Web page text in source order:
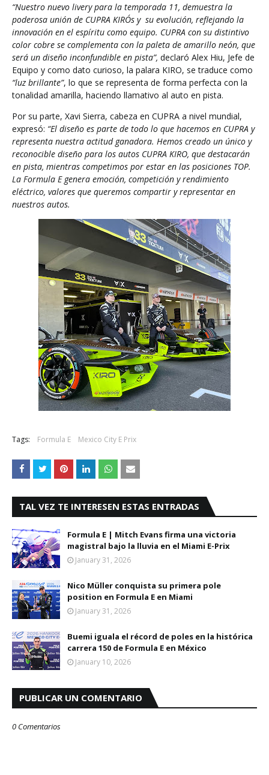
“Nuestro nuevo livery para la temporada 11, demuestra la
poderosa unión de CUPRA KIRO´s y su evolución, reflejando la
innovación en el espíritu como equipo. CUPRA con su distintivo
color cobre se complementa con la paleta de amarillo neón, que
será un diseño inconfundible en pista”, declaró Alex Hiu, Jefe de
Equipo y como dato curioso, la palara KIRO, se traduce como
“luz brillante”, lo que se representa de forma perfecta con la
tonalidad amarilla, haciendo llamativo al auto en pista.
Por su parte, Xavi Sierra, cabeza en CUPRA a nivel mundial,
expresó: “El diseño es parte de todo lo que hacemos en CUPRA y
representa nuestra actitud ganadora. Hemos creado un único y
reconocible diseño para los autos CUPRA KIRO, que destacarán
en pista, mientras competimos por estar en las posiciones TOP.
La Formula E genera emoción, competición y rendimiento
eléctrico, valores que queremos compartir y representar en
nuestros autos.
Tags: Formula E Mexico City E Prix
TAL VEZ TE INTERESEN ESTAS ENTRADAS
Formula E | Mitch Evans firma una victoria
magistral bajo la lluvia en el Miami E-Prix
January 31, 2026
Nico Müller conquista su primera pole
position en Formula E en Miami
January 31, 2026
Buemi iguala el récord de poles en la histórica
carrera 150 de Formula E en México
January 10, 2026
PUBLICAR UN COMENTARIO
0 Comentarios